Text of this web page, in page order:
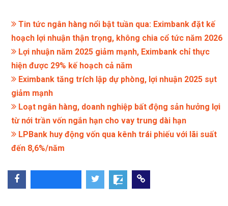
Tin tức ngân hàng nổi bật tuần qua: Eximbank đặt kế
hoạch lợi nhuận thận trọng, không chia cổ tức năm 2026
Lợi nhuận năm 2025 giảm mạnh, Eximbank chỉ thực
hiện được 29% kế hoạch cả năm
Eximbank tăng trích lập dự phòng, lợi nhuận 2025 sụt
giảm mạnh
Loạt ngân hàng, doanh nghiệp bất động sản hưởng lợi
từ nới trần vốn ngắn hạn cho vay trung dài hạn
LPBank huy động vốn qua kênh trái phiếu với lãi suất
đến 8,6%/năm